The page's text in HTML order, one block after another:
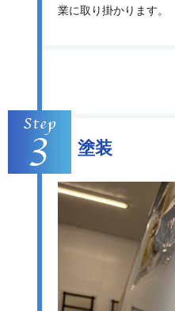
業に取り掛かります。
塗装